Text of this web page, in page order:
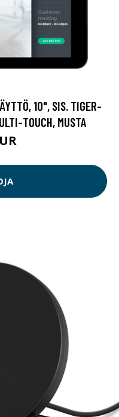
10", SIS. TIGER-
TOUCH, MUSTA